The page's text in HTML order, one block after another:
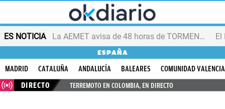
ES NOTICIA La AEMET avisa de 48 horas de TORMENTAS y GRANIZO
ESPAÑA
MADRID CATALUÑA ANDALUCÍA BALEARES
COMUNIDAD
DIRECTO
TERREMOTO EN COLOMBIA, EN DIRECTO